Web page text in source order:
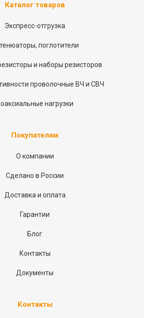
Каталог товаров
Экспресс-отгрузка
поглотители
и наборы резисторов
проволочные ВЧ и СВЧ
нагрузки
Покупателям
О компании
Сделано в России
Доставка и оплата
Гарантии
Блог
Контакты
Документы
Контакты